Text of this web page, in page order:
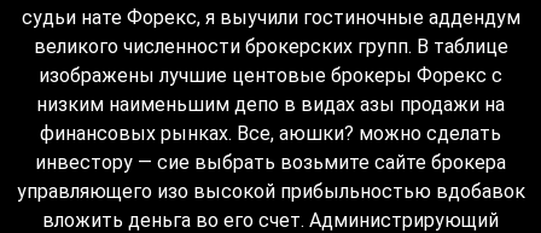
судьи нате Форекс, я выучили гостиночные аддендум
великого численности брокерских групп. В таблице
изображены лучшие центовые брокеры Форекс с
низким наименьшим депо в видах азы продажи на
финансовых рынках. Все, аюшки? можно сделать
инвестору — сие выбрать возьмите сайте брокера
управляющего изо высокой прибыльностью вдобавок
вложить деньга во его счет. Администрирующий